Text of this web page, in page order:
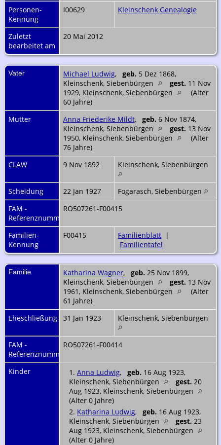
Personen-
Kennung
I00629 Kleinschenk Genealogie
Zuletzt
bearbeitet am
20 Mai 2012
Vater Michael Ludwig, geb. 5 Dez 1868,
Kleinschenk, Siebenbürgen
gest. 11 Nov
1929, Kleinschenk, Siebenbürgen
(Alter
60 Jahre)
Mutter
Anna Friederike Mildt, geb. 6 Nov 1874,
Kleinschenk, Siebenbürgen
gest. 13 Nov
1950, Kleinschenk, Siebenbürgen
(Alter
76 Jahre)
CLAW
9 Nov 1892 Kleinschenk, Siebenbürgen
Scheidung 22 Jan 1927
Fogarasch, Siebenbürgen
FAM -
Referenznummer
RO507261-F00415
Familien-
Kennung
F00415 Familienblatt |
Familientafel
Familie Katharina Wagner, geb. 25 Nov 1899,
Kleinschenk, Siebenbürgen
gest. 13 Nov
1961, Kleinschenk, Siebenbürgen
(Alter
61 Jahre)
Eheschließung
31 Jan 1923 Kleinschenk, Siebenbürgen
FAM -
Referenznummer
RO507261-F00414
Kinder 1. Anna Ludwig, geb. 16 Aug 1923,
Kleinschenk, Siebenbürgen
gest. 20
Aug 1923, Kleinschenk, Siebenbürgen
(Alter 0 Jahre)
2. Katharina Ludwig, geb. 16 Aug 1923,
Kleinschenk, Siebenbürgen
gest. 23
Aug 1923, Kleinschenk, Siebenbürgen
(Alter 0 Jahre)